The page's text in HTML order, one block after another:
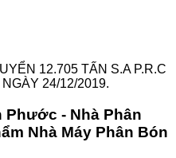
12.705 TẤN S.A P.R.C
24/12/2019.
Phước - Nhà Phân
Nhà Máy Phân Bón